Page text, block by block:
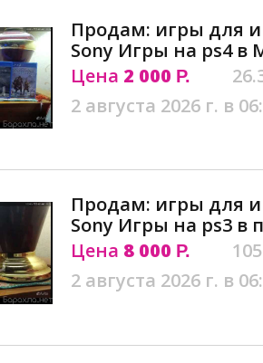
Продам: игры для
Sony Игры на ps4 в
Цена 2 000 Р.
2 августа 2026 г. в
Продам: игры для
Sony Игры на ps3 в
Цена 8 000 Р.
2 августа 2026 г. в